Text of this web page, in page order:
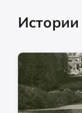
Истории